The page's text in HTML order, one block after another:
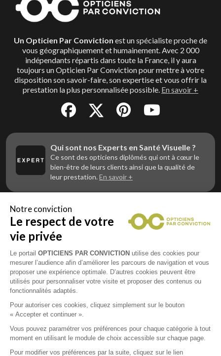
Un Opticien Par Conviction est un spécialiste proche de
vous géographiquement et humainement. Avec 2 000
indépendants répartis dans toute la France, il y aura
toujours un Opticien Par Conviction pour mettre à votre
disposition son savoir-faire, son expertise et vous offrir la
prestation la plus personnalisée possible. En savoir +
Qui sont nos Experts en Santé Visuelle ?
Ce sont des opticiens diplômés qui ont à cœur le
bien-être de leurs clients ainsi que la qualité de
leur prestation. En savoir +
Vous êtes un professionnel de la vue et
vous souhaitez nous rejoindre ?
Contactez Alliance Optic, la centrale d’achats et
d’accompagnement des opticiens indépendants
Notre conviction
Le respect de votre
vie privée
Le portail OPTICIENS PAR CONVICTION utilise des cookies pour
mesurer l’audience afin d’améliorer les parcours de navigation et vous
proposer une expérience optimale. D’autres cookies peuvent être
utilisés pour personnaliser votre visite et proposer des contenus ou
fonctionnalités adaptés.
Pour autoriser ces cookies, cliquez simplement sur le bouton
« Accepter et continuer ».
Vous pouvez paramétrer vos préférences pour chaque catégorie à tout
moment en utilisant le module de choix accessible sur chaque page.
Pour modifier vos préférences par la suite, cliquez sur le lien